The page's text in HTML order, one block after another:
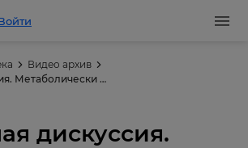
Видео архив
Панельная дискуссия. Метаболически нейтральное ожирение.Требуется ли агрессивная стратегия со стороны врача?!
дискуссия.